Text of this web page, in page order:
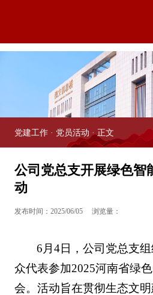
党建工作· 党员活动 · 正文
公司党总支开展绿色智
动
发布时间：2025/06/05 浏览量：
6月4日，公司党总支
众代表参加2025河南省绿
会。活动旨在贯彻生态文